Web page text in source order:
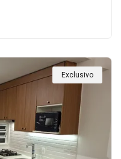
Exclusivo